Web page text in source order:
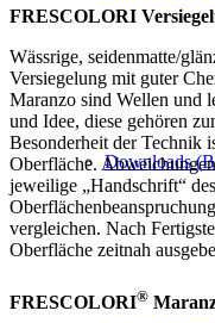
Downloads
FRESCOLORI
Wässrige, seidenmatte/
Versiegelung mit guter
Maranzo sind Wellen und
und Idee, diese gehören
Besonderheit der Technik
Oberfläche.
jeweilige „Handschrift“
vergleichen. Nach
Oberfläche zeitnah
FRESCOLORI®